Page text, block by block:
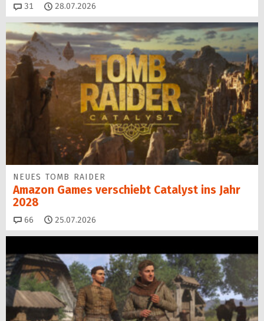
31 Kommentare
28.07.2026
NEUES TOMB RAIDER
Amazon Games verschiebt Catalyst ins Jahr
2028
66 Kommentare
25.07.2026